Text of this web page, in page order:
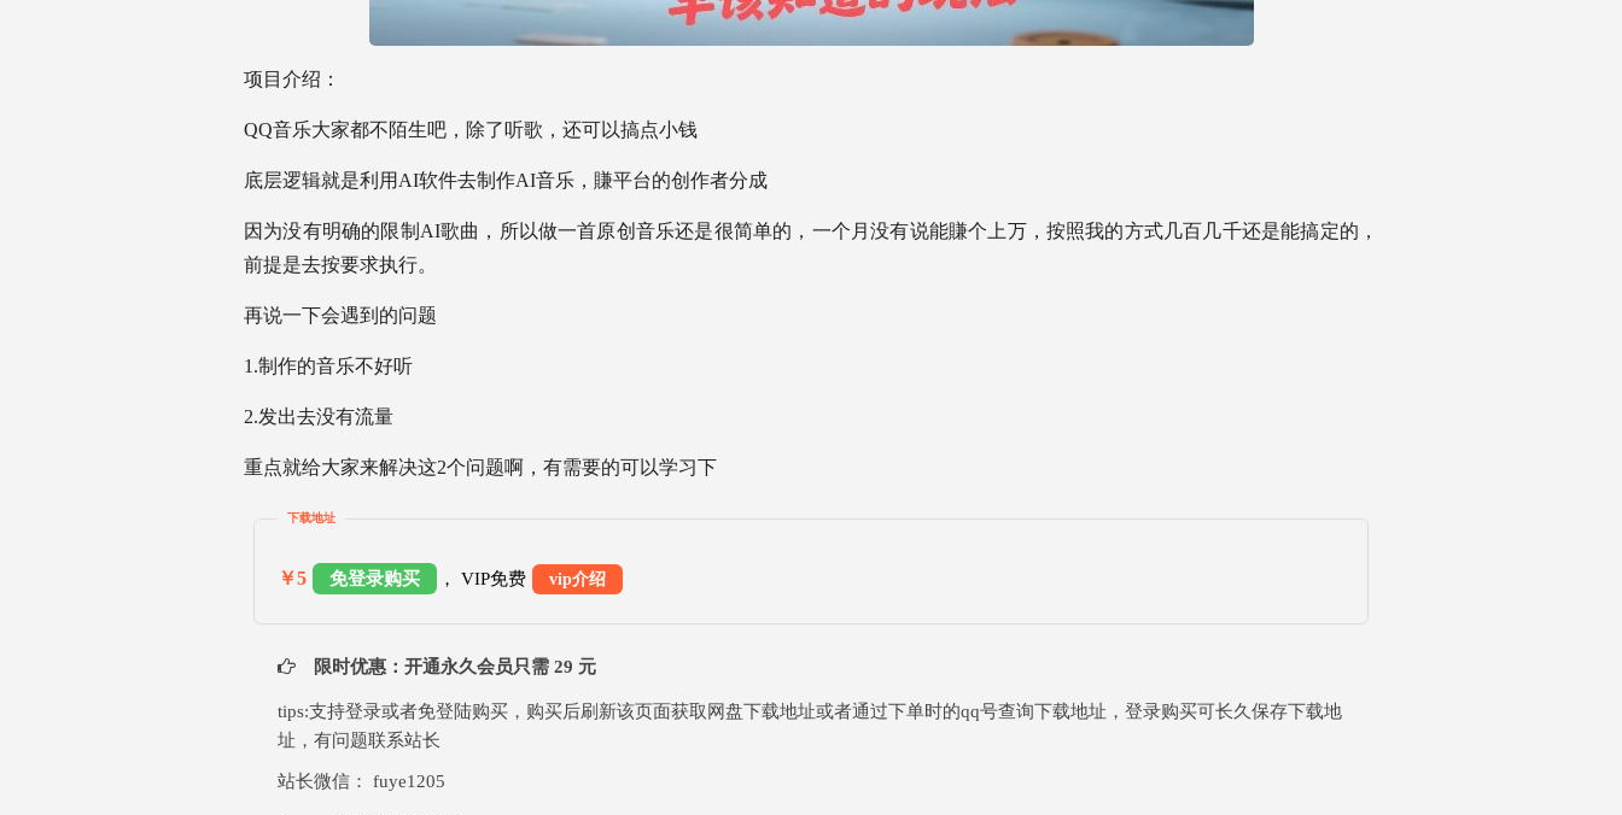
项目介绍：
QQ音乐大家都不陌生吧，除了听歌，还可以搞点小钱
底层逻辑就是利用AI软件去制作AI音乐，賺平台的创作者分成
因为没有明确的限制AI歌曲，所以做一首原创音乐还是很简单的，一个月没有说能賺个上万，按照我的方式几百几千还是能搞定的，
前提是去按要求执行。
再说一下会遇到的问题
1.制作的音乐不好听
2.发出去没有流量
重点就给大家来解决这2个问题啊，有需要的可以学习下
下载地址
￥5 免登录购买 ， VIP免费 vip介绍
限时优惠：开通永久会员只需 29 元
tips:支持登录或者免登陆购买，购买后刷新该页面获取网盘下载地址或者通过下单时的qq号查询下载地址，登录购买可长久保存下载地
址，有问题联系站长
站长微信： fuye1205